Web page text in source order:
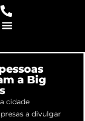
a Big
cidade
a divulgar